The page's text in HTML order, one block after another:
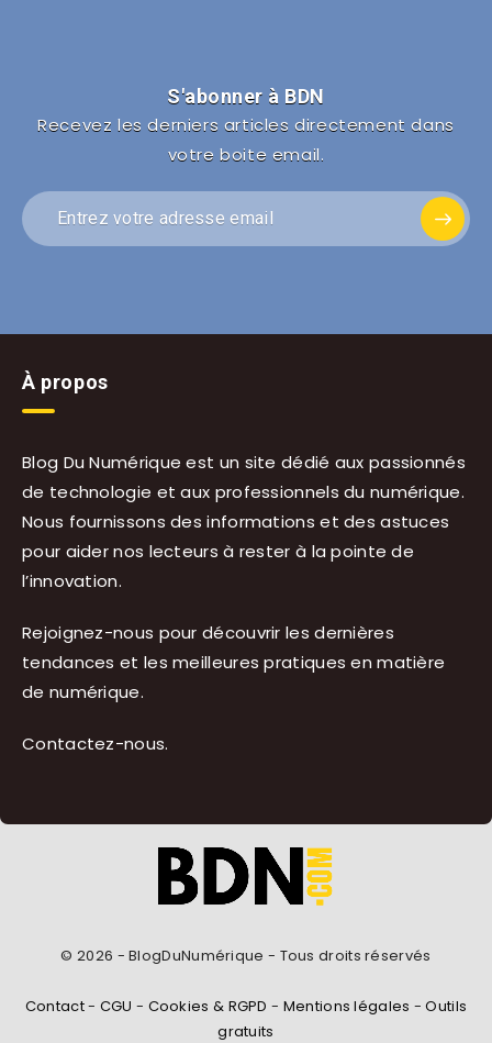
S'abonner à BDN
Recevez les derniers articles directement dans
votre boite email.
À propos
Blog Du Numérique est un site dédié aux passionnés
de technologie et aux professionnels du numérique.
Nous fournissons des informations et des astuces
pour aider nos lecteurs à rester à la pointe de
l’innovation.
Rejoignez-nous pour découvrir les dernières
tendances et les meilleures pratiques en matière
de numérique.
Contactez-nous.
© 2026 - BlogDuNumérique - Tous droits réservés
Contact- CGU - Cookies & RGPD - Mentions légales -Outils
gratuits